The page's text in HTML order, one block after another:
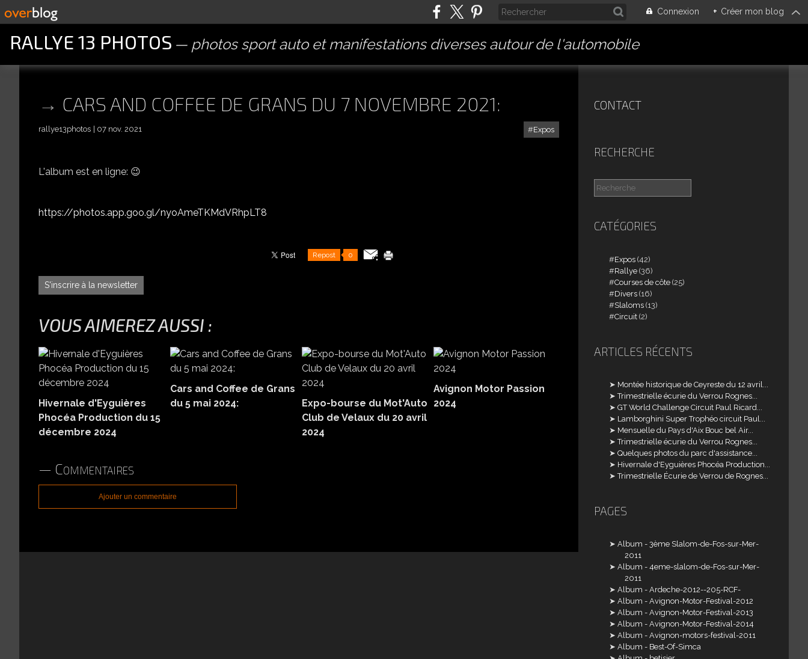
Connexion + Créer mon blog
RALLYE 13 PHOTOS photos sport auto et manifestations diverses autour de l'automobile
CARS AND COFFEE DE GRANS DU 7 NOVEMBRE 2021:
Expos
rallye13photos 07 nov. 2021
L'album est en ligne: 😉
https://photos.app.goo.gl/nyoAmeTKMdVRhpLT8
Repost 0
S'inscrire à la newsletter
VOUS AIMEREZ AUSSI :
Hivernale d'Eyguières
Phocéa Production du 15
décembre 2024
Cars and Coffee de Grans
du 5 mai 2024:
Expo-bourse du Mot'Auto
Club de Velaux du 20 avril
2024
Avignon Motor Passion
2024
Commentaires
Ajouter un commentaire
CONTACT
RECHERCHE
CATÉGORIES
Expos (42)
Rallye (36)
Courses de côte (25)
Divers (16)
Slaloms (13)
Circuit (2)
ARTICLES RÉCENTS
Montée historique de Ceyreste du 12 avril...
Trimestrielle écurie du Verrou Rognes...
GT World Challenge Circuit Paul Ricard...
Lamborghini Super Trophéo circuit Paul...
Mensuelle du Pays d'Aix Bouc bel Air...
Trimestrielle écurie du Verrou Rognes...
Quelques photos du parc d'assistance...
Hivernale d'Eyguières Phocéa Production...
Trimestrielle Écurie de Verrou de Rognes...
PAGES
Album - 3ème Slalom-de-Fos-sur-Mer-
2011
Album - 4eme-slalom-de-Fos-sur-Mer-
2011
Album - Ardeche-2012--205-RCF-
Album - Avignon-Motor-Festival-2012
Album - Avignon-Motor-Festival-2013
Album - Avignon-Motor-Festival-2014
Album - Avignon-motors-festival-2011
Album - Best-Of-Simca